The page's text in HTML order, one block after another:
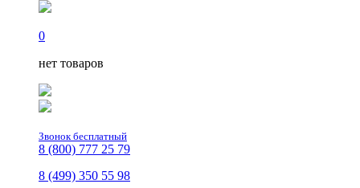
0
нет товаров
Звонок бесплатный
8 (800) 777 25 79
8 (499) 350 55 98